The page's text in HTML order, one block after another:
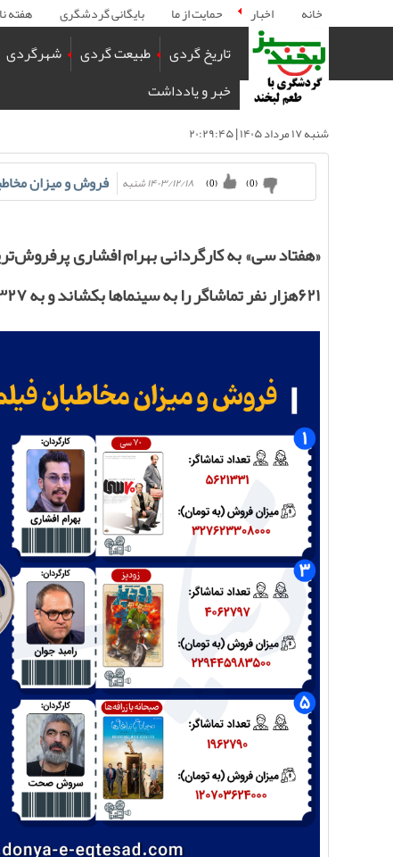
خانه اخبار حمایت از ما بایگانی گردشگری هفته
تاریخ گردی طبیعت گردی شهرگردی
خبر و یادداشت
شنبه ۱۷ مرداد ۱۴۰۵ | ۲۰:۲۹:۴۵
۱۴۰۳/۱۲/۱۸ شنبه (
0
) (
0
) فروش و میزان
«هفتاد سی» به کارگردانی بهرام افشاری
۶۲۱‌هزار نفر تماشاگر را به سینماها بکشاند و به ۳۲۷ میلیارد تومان فروش دست یابد.